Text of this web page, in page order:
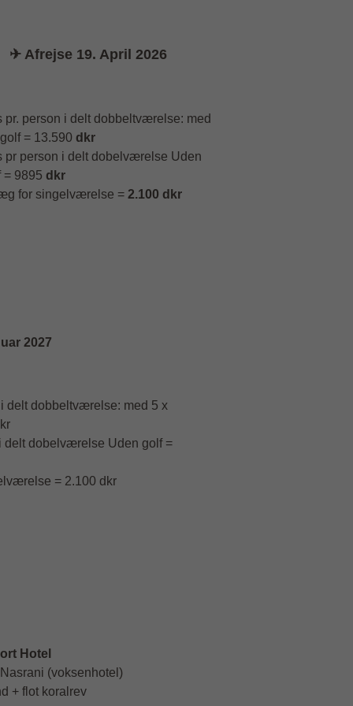
✈ Afrejse 19. April 2026
pr. person i delt dobbeltværelse: med
= 13.590 dkr
pr person i delt dobelværelse Uden
= 9895 dkr
for singelværelse = 2.100 dkr
2027
delt dobbeltværelse: med 5 x
delt dobelværelse Uden golf =
= 2.100 dkr
Hotel
(voksenhotel)
+ flot koralrev